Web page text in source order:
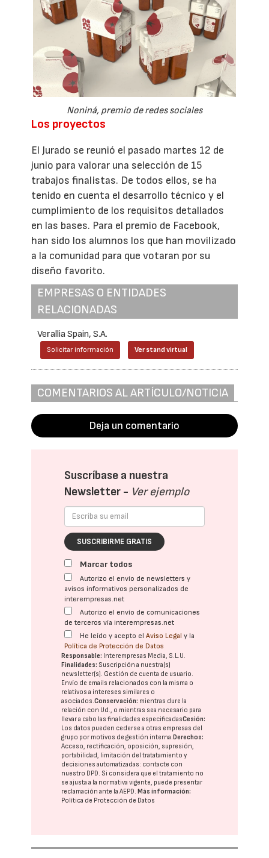
Noniná, premio de redes sociales
Los proyectos
El Jurado se reunió el pasado martes 12 de
junio para valorar una selección de 15
trabajos finalistas. De todos ellos, se ha
tenido en cuenta el desarrollo técnico y el
cumplimiento de los requisitos detallados
en las bases. Para el premio de Facebook,
han sido los alumnos los que han movilizado
a la comunidad para que votaran por su
diseño favorito.
EMPRESAS O ENTIDADES
RELACIONADAS
Verallia Spain, S.A.
Solicitar información Ver stand virtual
COMENTARIOS AL ARTÍCULO/NOTICIA
Deja un comentario
Suscríbase a nuestra
Newsletter - Ver ejemplo
SUSCRIBIRME GRATIS
Marcar todos
Autorizo el envío de newsletters y
avisos informativos personalizados de
interempresas.net
Autorizo el envío de comunicaciones
de terceros vía interempresas.net
He leído y acepto elAviso Legal y la
Política de Protección de Datos
Responsable: Interempresas Media, S.L.U.
Finalidades: Suscripción a nuestra(s)
newsletter(s). Gestión de cuenta de usuario.
Envío de emails relacionados con la misma o
relativos a intereses similares o
asociados.Conservación: mientras dure la
relación con Ud., o mientras sea necesario para
llevar a cabo las finalidades especificadasCesión:
Los datos pueden cederse a otras empresas del
grupo por motivos de gestión interna.Derechos:
Acceso, rectificación, oposición, supresión,
portabilidad, limitación del tratatamiento y
decisiones automatizadas: contacte con
nuestro DPD. Si considera que el tratamiento no
se ajusta a la normativa vigente, puede presentar
reclamación ante laAEPD.Más información:
Política de Protección de Datos